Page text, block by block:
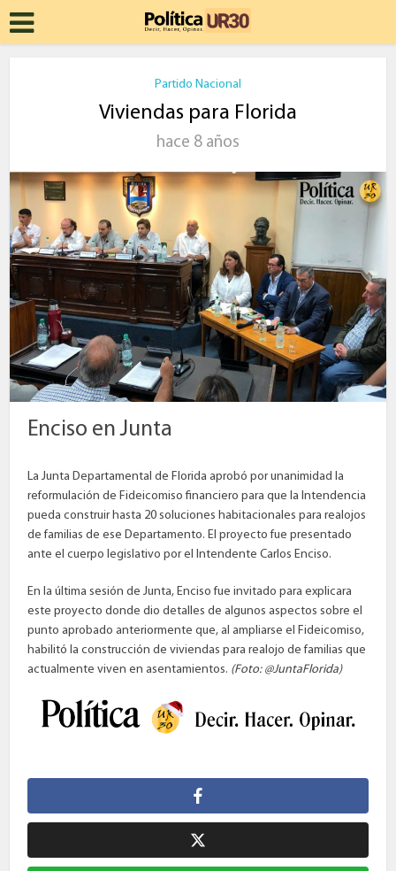
Partido Nacional
Viviendas para Florida
hace 8 años
Enciso en Junta
La Junta Departamental de Florida aprobó por unanimidad la
reformulación de Fideicomiso financiero para que la Intendencia
pueda construir hasta 20 soluciones habitacionales para realojos
de familias de ese Departamento. El proyecto fue presentado
ante el cuerpo legislativo por el Intendente Carlos Enciso.
En la última sesión de Junta, Enciso fue invitado para explicara
este proyecto donde dio detalles de algunos aspectos sobre el
punto aprobado anteriormente que, al ampliarse el Fideicomiso,
habilitó la construcción de viviendas para realojo de familias que
actualmente viven en asentamientos. (Foto: @JuntaFlorida)